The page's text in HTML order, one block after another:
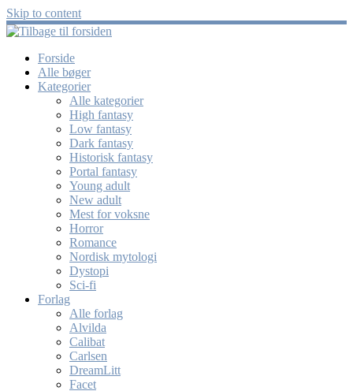
Skip to content
Forside
Alle bøger
Kategorier
Alle kategorier
High fantasy
Low fantasy
Dark fantasy
Historisk fantasy
Portal fantasy
Young adult
New adult
Mest for voksne
Horror
Romance
Nordisk mytologi
Dystopi
Sci-fi
Forlag
Alle forlag
Alvilda
Calibat
Carlsen
DreamLitt
Facet